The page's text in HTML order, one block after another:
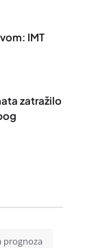
IMT
zatražilo
prognoza